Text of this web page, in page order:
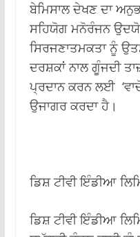
ਬੇਮਿਸਾਲ ਦੇਖਣ ਦਾ
ਸਹਿਯੋਗ ਮਨੋਰੰਜਨ
ਸਿਰਜਣਾਤਮਕਤਾ ਨੂੰ
ਦਰਸ਼ਕਾਂ ਨਾਲ ਗੂੰਜਦੀ
ਪ੍ਰਦਾਨ ਕਰਨ ਲਈ
ਉਜਾਗਰ ਕਰਦਾ ਹੈ।
ਡਿਸ਼ ਟੀਵੀ ਇੰਡੀਆ
ਡਿਸ਼ ਟੀਵੀ ਇੰਡੀਆ